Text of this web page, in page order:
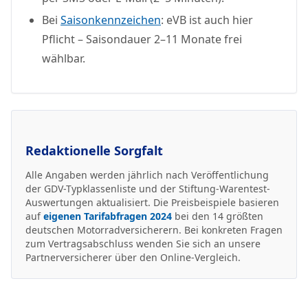
Bei Saisonkennzeichen: eVB ist auch hier
Pflicht – Saisondauer 2–11 Monate frei
wählbar.
Redaktionelle Sorgfalt
Alle Angaben werden jährlich nach Veröffentlichung
der GDV-Typklassenliste und der Stiftung-Warentest-
Auswertungen aktualisiert. Die Preisbeispiele basieren
aufeigenen Tarifabfragen 2024 bei den 14 größten
deutschen Motorradversicherern. Bei konkreten Fragen
zum Vertragsabschluss wenden Sie sich an unsere
Partnerversicherer über den Online-Vergleich.